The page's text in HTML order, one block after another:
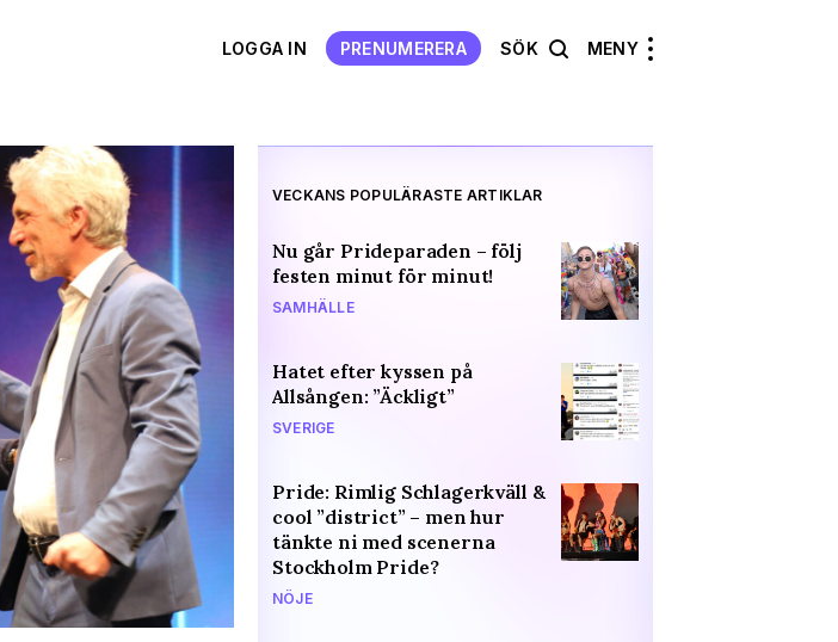
LOGGA IN PRENUMERERA SÖK MENY
VECKANS POPULÄRASTE ARTIKLAR
Nu går Prideparaden – följ
festen minut för minut!
SAMHÄLLE
Hatet efter kyssen på
Allsången: ”Äckligt”
SVERIGE
Pride: Rimlig Schlagerkväll &
cool ”district” – men hur
tänkte ni med scenerna
Stockholm Pride?
NÖJE